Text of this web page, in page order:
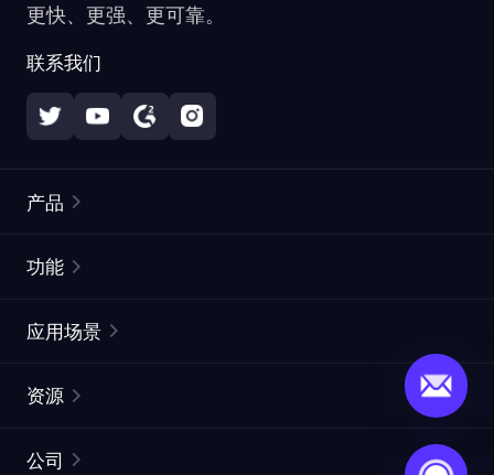
更快、更强、更可靠。
联系我们
产品
静态住宅代理
网页抓取 API
功能
ISP代理
应用场景
市场研究
资源
公司